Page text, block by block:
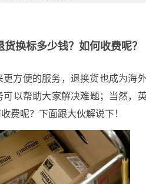
货换标多少钱？如何收费呢？
方便的服务，退换货也成为海
以帮助大家解决难题；当然，
费呢？下面跟大伙解说下！